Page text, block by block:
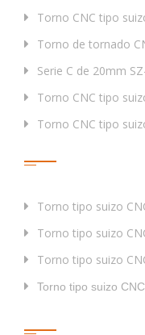
Torno CNC tipo
Torno de tornado
Serie C de 20mm
Torno CNC tipo
Torno CNC tipo
Torno tipo suizo
Torno tipo suizo
Torno tipo suizo
Torno tipo suizo